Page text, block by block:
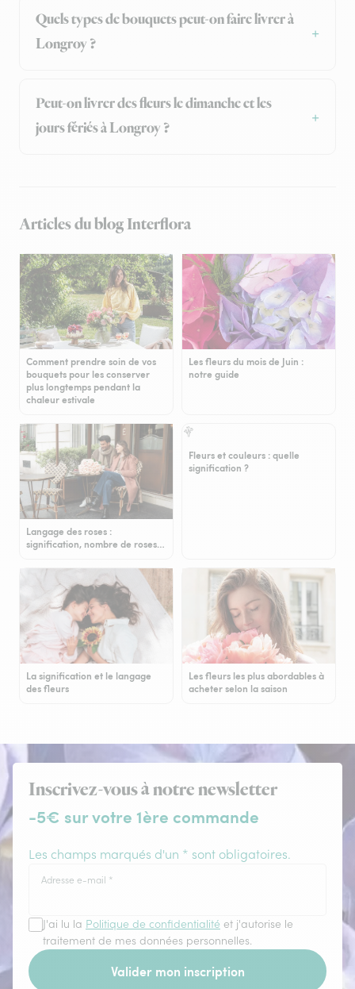
Quels types de bouquets peut-on faire livrer à
Longroy ?
Peut-on livrer des fleurs le dimanche et les
jours fériés à Longroy ?
Articles du blog Interflora
Comment prendre soin de vos
bouquets pour les conserver
plus longtemps pendant la
chaleur estivale
Les fleurs du mois de Juin :
notre guide
Langage des roses :
signification, nombre de roses…
Fleurs et couleurs : quelle
signification ?
La signification et le langage
des fleurs
Les fleurs les plus abordables à
acheter selon la saison
Inscrivez-vous à notre newsletter
-5€ sur votre 1ère commande
Les champs marqués d'un * sont obligatoires.
Adresse e-mail *
J'ai lu la Politique de confidentialité et j'autorise le
traitement de mes données personnelles.
Valider mon inscription